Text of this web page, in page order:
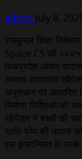
admin July 8,
रामकुमार शिक्षा
Space C5 कों २०२५
मध्यप्रदेश आकर
अध्यक्ष आशफाक
अनुसंधान पर आधारित
निर्माता निर्देशको
खोपेकर ने बच्चों की‌
प्रति प्रेम की भावना
इस इन्सानियत के जज्बे